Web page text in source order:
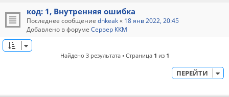
код: 1, Внутренняя ошибка
Последнее сообщение dnkeak« 18 янв 2022, 20:45
Добавлено в форуме Сервер ККМ
Найдено 3 результата • Страница 1 из 1
ПЕРЕЙТИ